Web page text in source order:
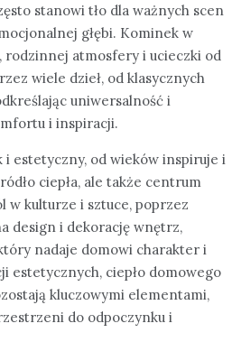
stanowi tło dla ważnych scen
głębi. Kominek w
rodzinnej atmosfery i ucieczki od
wiele dzieł, od klasycznych
uniwersalność i
i inspiracji.
estetyczny, od wieków inspiruje i
ciepła, ale także centrum
w kulturze i sztuce, poprzez
design i dekorację wnętrz,
nadaje domowi charakter i
estetycznych, ciepło domowego
kluczowymi elementami,
do odpoczynku i